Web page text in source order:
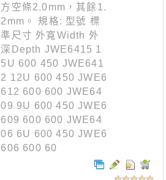
方空條2.0mm，其餘1.
2mm。 規格: 型號 標
準尺寸 外寬Width 外
深Depth JWE6415 1
5U 600 450 JWE641
2 12U 600 450 JWE6
612 600 600 JWE64
09 9U 600 450 JWE6
609 600 600 JWE64
06 6U 600 450 JWE6
606 600 60